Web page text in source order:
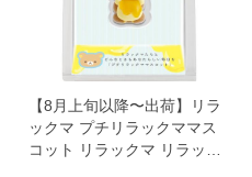
【8月上旬以降〜出荷】リラ
ックマ プチリラックママス
コット リラックマ リラック